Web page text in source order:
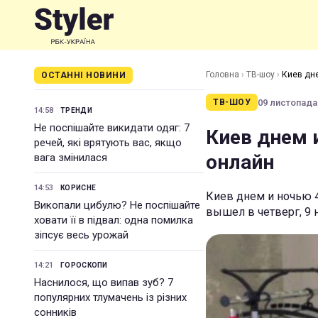
ОСТАННІ НОВИНИ
14:58 ТРЕНДИ
Не поспішайте викидати одяг: 7
речей, які врятують вас, якщо
вага змінилася
14:53 КОРИСНЕ
Викопали цибулю? Не поспішайте
ховати її в підвал: одна помилка
зіпсує весь урожай
14:21 ГОРОСКОПИ
Наснилося, що випав зуб? 7
популярних тлумачень із різних
сонників
Головна › ТВ-шоу › Киев
ТВ-ШОУ 09 листопада
Киев днем
онлайн
Киев днем и ночью
вышел в четверг, 9